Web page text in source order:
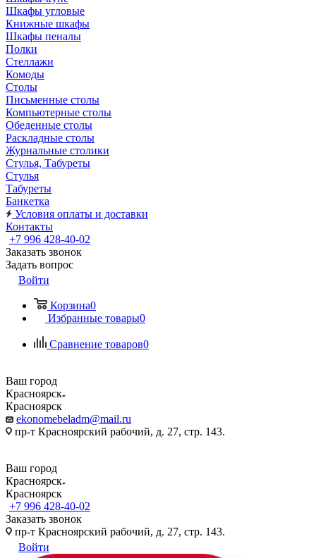
Шкафы угловые
Книжные шкафы
Шкафы пеналы
Полки
Стеллажи
Комоды
Столы
Письменные столы
Компьютерные столы
Обеденные столы
Раскладные столы
Журнальные столики
Стулья, Табуреты
Стулья
Табуреты
Банкетка
Условия оплаты и доставки
Контакты
+7 996 428-40-02
Заказать звонок
Задать вопрос
Войти
Корзина0
Избранные товары0
Сравнение товаров0
Ваш город
Красноярск
Красноярск
ekonomebeladm@mail.ru
пр-т Красноярский рабочий, д. 27, стр. 143.
Ваш город
Красноярск
Красноярск
+7 996 428-40-02
Заказать звонок
пр-т Красноярский рабочий, д. 27, стр. 143.
Войти